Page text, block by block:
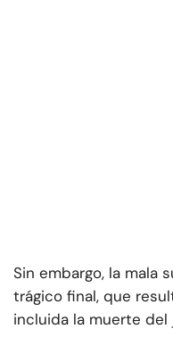
Sin embargo, la mala
trágico final, que
incluida la muerte del